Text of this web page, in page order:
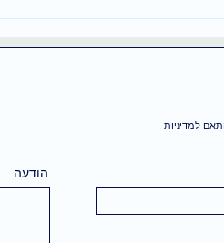
ניסית לחשוב חיובי וזה לא
הודעה
למדיניות